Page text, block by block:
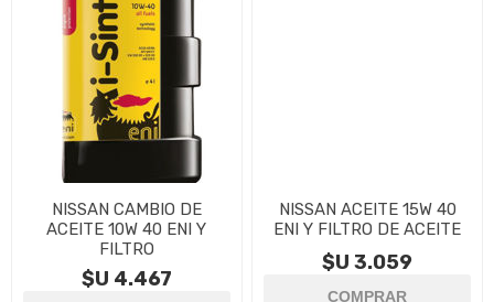
NISSAN CAMBIO DE
ACEITE 10W 40 ENI Y
FILTRO
$U 4.467
NISSAN ACEITE 15W 40
ENI Y FILTRO DE ACEITE
$U 3.059